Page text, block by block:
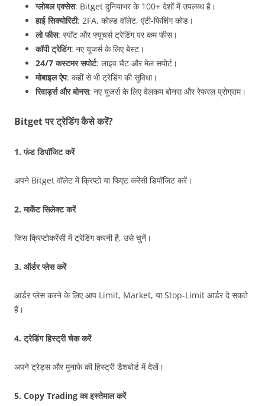
ग्लोबल एक्सेस: Bitget दुनियाभर के 100+ देशों में उपलब्ध है।
हाई सिक्योरिटी: 2FA, कोल्ड वॉलेट, एंटी-फिशिंग कोड।
लो फीस: स्पॉट और फ्यूचर्स ट्रेडिंग पर कम फीस।
कॉपी ट्रेडिंग: नए यूजर्स के लिए बेस्ट।
24/7 कस्टमर सपोर्ट: लाइव चैट और मेल सपोर्ट।
मोबाइल ऐप: कहीं से भी ट्रेडिंग की सुविधा।
रिवार्ड्स और बोनस: नए यूजर्स के लिए वेलकम बोनस और रेफरल प्रोग्राम।
Bitget पर ट्रेडिंग कैसे करें?
1.फंड डिपॉजिट करें
अपने Bitget वॉलेट में क्रिप्टो या फिएट करेंसी डिपॉजिट करें।
2.मार्केट सिलेक्ट करें
जिस क्रिप्टोकरेंसी में ट्रेडिंग करनी है, उसे चुनें।
3. ऑर्डर प्लेस करें
आर्डर प्लेस करने के लिए आप Limit, Market, या Stop-Limit आर्डर दे सकते
हैं।
4.ट्रेडिंग हिस्ट्री चेक करें
अपने ट्रेड्स और मुनाफे की हिस्ट्री डैशबोर्ड में देखें।
5. Copy Trading का इस्तेमाल करें